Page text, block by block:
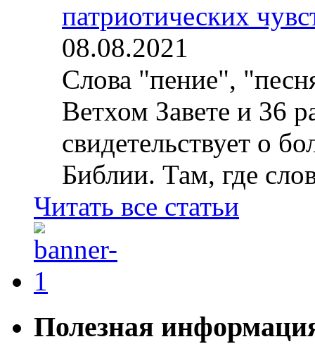
патриотических
08.08.2021
Слова "пение",
Ветхом Завете и 36
свидетельствует о
Библии. Там, где
Читать все статьи
Полезная